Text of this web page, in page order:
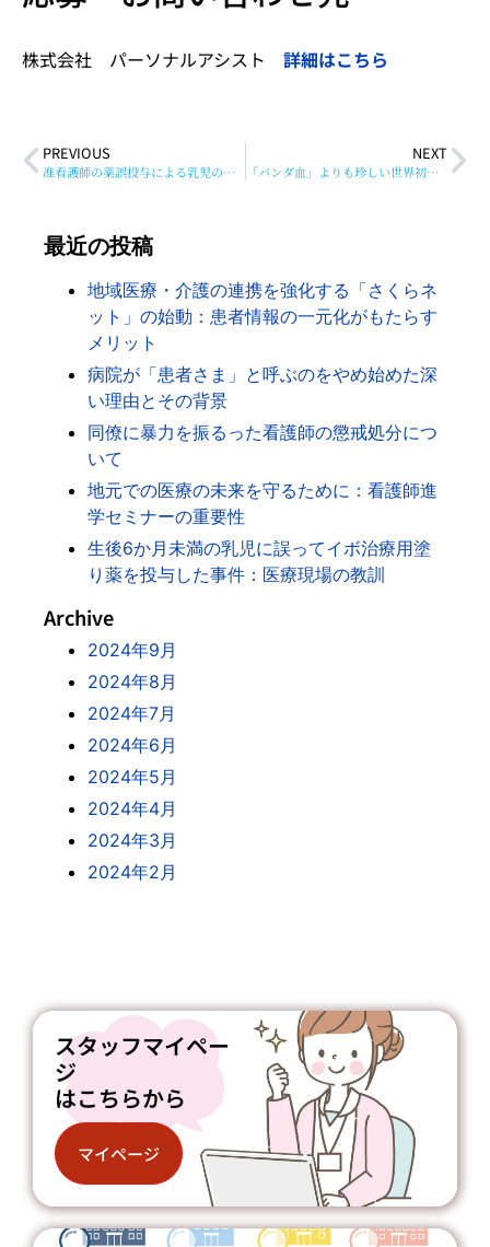
株式会社 パーソナルアシスト 詳細はこちら
PREVIOUS
准看護師の薬誤投与による乳児の負傷：医療事故の背景と対策
NEXT
「パンダ血」よりも珍しい世界初のB型の新しい亜型が発見
最近の投稿
地域医療・介護の連携を強化する「さくらネ
ット」の始動：患者情報の一元化がもたらす
メリット
病院が「患者さま」と呼ぶのをやめ始めた深
い理由とその背景
同僚に暴力を振るった看護師の懲戒処分につ
いて
地元での医療の未来を守るために：看護師進
学セミナーの重要性
生後6か月未満の乳児に誤ってイボ治療用塗
り薬を投与した事件：医療現場の教訓
Archive
2024年9月
2024年8月
2024年7月
2024年6月
2024年5月
2024年4月
2024年3月
2024年2月
スタッフマイペー
ジ
はこちらから
マイページ